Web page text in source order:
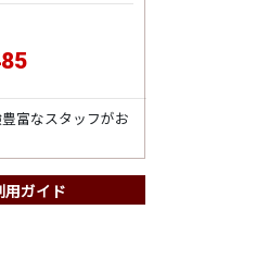
富なスタッフがお
用ガイド